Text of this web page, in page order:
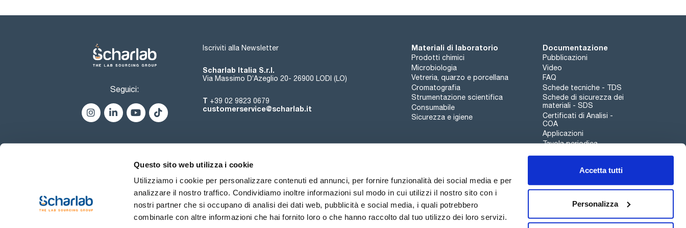
Questo sito web utilizza i cookie
Utilizziamo i cookie per personalizzare contenuti ed annunci, per fornire funzionalità dei social media e per
analizzare il nostro traffico. Condividiamo inoltre informazioni sul modo in cui utilizzi il nostro sito con i
nostri partner che si occupano di analisi dei dati web, pubblicità e social media, i quali potrebbero
combinarle con altre informazioni che hai fornito loro o che hanno raccolto dal tuo utilizzo dei loro servizi.
Accetta tutti
Personalizza
iron (Fe): max. 20 ppm
Seguici:
Iscriviti alla Newsletter
Scharlab Italia S.r.l.
Via Massimo D’Azeglio 20- 26900 LODI (LO)
T +39 02 9823 0679
customerservice@scharlab.it
Materiali di laboratorio
Prodotti chimici
Microbiologia
Vetreria, quarzo e porcellana
Cromatografia
Strumentazione scientifica
Consumabile
Sicurezza e igiene
Documentazione
Pubblicazioni
Video
FAQ
Schede tecniche - TDS
Schede di sicurezza dei
materiali - SDS
Certificati di Analisi -
COA
Applicazioni
Tavola periodica
Canale di segnalazioni
Chi siamo Eventi Contatto Novità
Termini di utilizzo Condizioni di vendita Politica sui cookie Politica sulla riservatezza Qualità Sostenibilità